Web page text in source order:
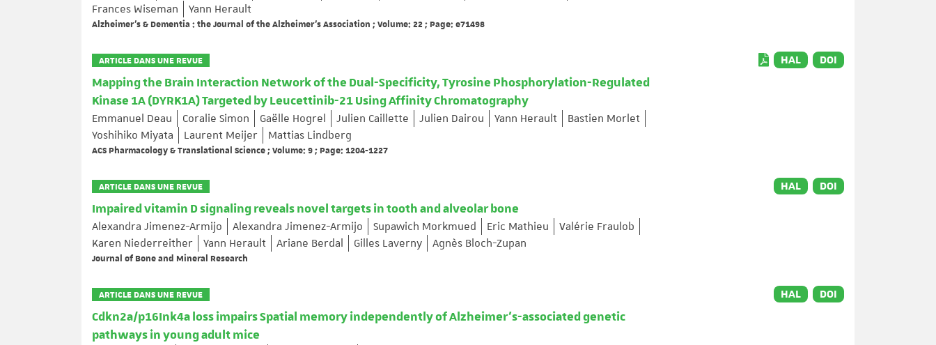
Frances Wiseman
Yann Herault
Alzheimer's & Dementia : the Journal of the Alzheimer's Association ; Volume: 22 ; Page: e71498
ARTICLE DANS UNE REVUE
Mapping the Brain Interaction Network of the Dual-Specificity, Tyrosine Phosphorylation-Regulated
Kinase 1A (DYRK1A) Targeted by Leucettinib-21 Using Affinity Chromatography
Emmanuel Deau Coralie Simon Gaëlle Hogrel Julien Caillette Julien Dairou Yann Herault
Bastien Morlet
Yoshihiko Miyata
Laurent Meijer Mattias Lindberg
ACS Pharmacology & Translational Science ; Volume: 9 ; Page: 1204-1227
HAL DOI
ARTICLE DANS UNE REVUE
Impaired vitamin D signaling reveals novel targets in tooth and alveolar bone
Alexandra Jimenez-Armijo Alexandra Jimenez-Armijo Supawich Morkmued Eric Mathieu
Valérie Fraulob
Karen Niederreither
Yann Herault Ariane Berdal Gilles Laverny Agnès Bloch-Zupan
Journal of Bone and Mineral Research
HAL DOI
ARTICLE DANS UNE REVUE
Cdkn2a/p16Ink4a loss impairs Spatial memory independently of Alzheimer’s-associated genetic
pathways in young adult mice
HAL DOI